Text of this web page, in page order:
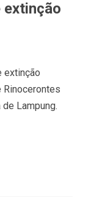
extinção
extinção
Rinocerontes
Lampung.